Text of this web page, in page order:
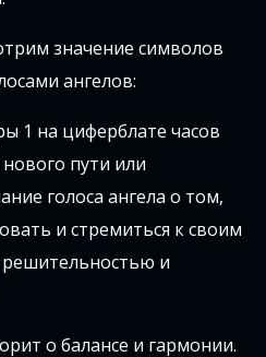
значение символов
ангелов:
1 на циферблате часов
пути или
голоса ангела о том,
и стремиться к своим
и
о балансе и гармонии.